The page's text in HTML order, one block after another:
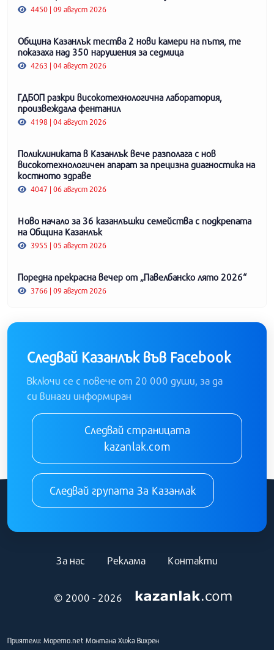
4450 | 09 август 2026
Община Казанлък тества 2 нови камери на пътя, те
показаха над 350 нарушения за седмица
4263 | 04 август 2026
ГДБОП разкри високотехнологична лаборатория,
произвеждала фентанил
4198 | 04 август 2026
Поликлиниката в Казанлък вече разполага с нов
високотехнологичен апарат за прецизна диагностика на
костното здраве
4047 | 06 август 2026
Ново начало за 36 казанлъшки семейства с подкрепата
на Община Казанлък
3955 | 05 август 2026
Поредна прекрасна вечер от „Павелбанско лято 2026“
3766 | 09 август 2026
Следвай Казанлък във Facebook
Включи се с повече от 20 000 души, за да
си винаги информиран
Следвай страницата
kazanlak.com
Следвай групата За Казанлак
© 2000 - 2026
За нас Реклама Контакти
Приятели: Морето.net Монтана Хижа Вихрен